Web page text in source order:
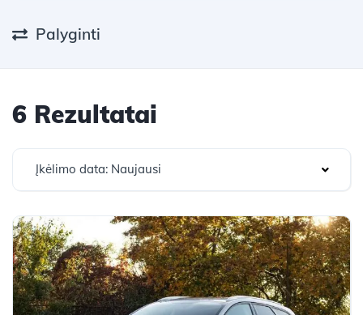
Palyginti
6 Rezultatai
Įkėlimo data: Naujausi